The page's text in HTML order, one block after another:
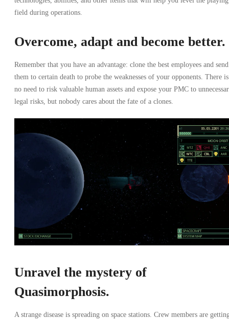
field during operations.
Overcome, adapt and become better.
Remember that you have an advantage: clone the best employees and send
them to certain death to probe the weaknesses of your opponents. There is
no need to risk valuable human assets and expose your PMC to
legal risks, but nobody cares about the fate of a clones.
Unravel the mystery of
Quasimorphosis.
A strange disease is spreading on space stations. Crew members are